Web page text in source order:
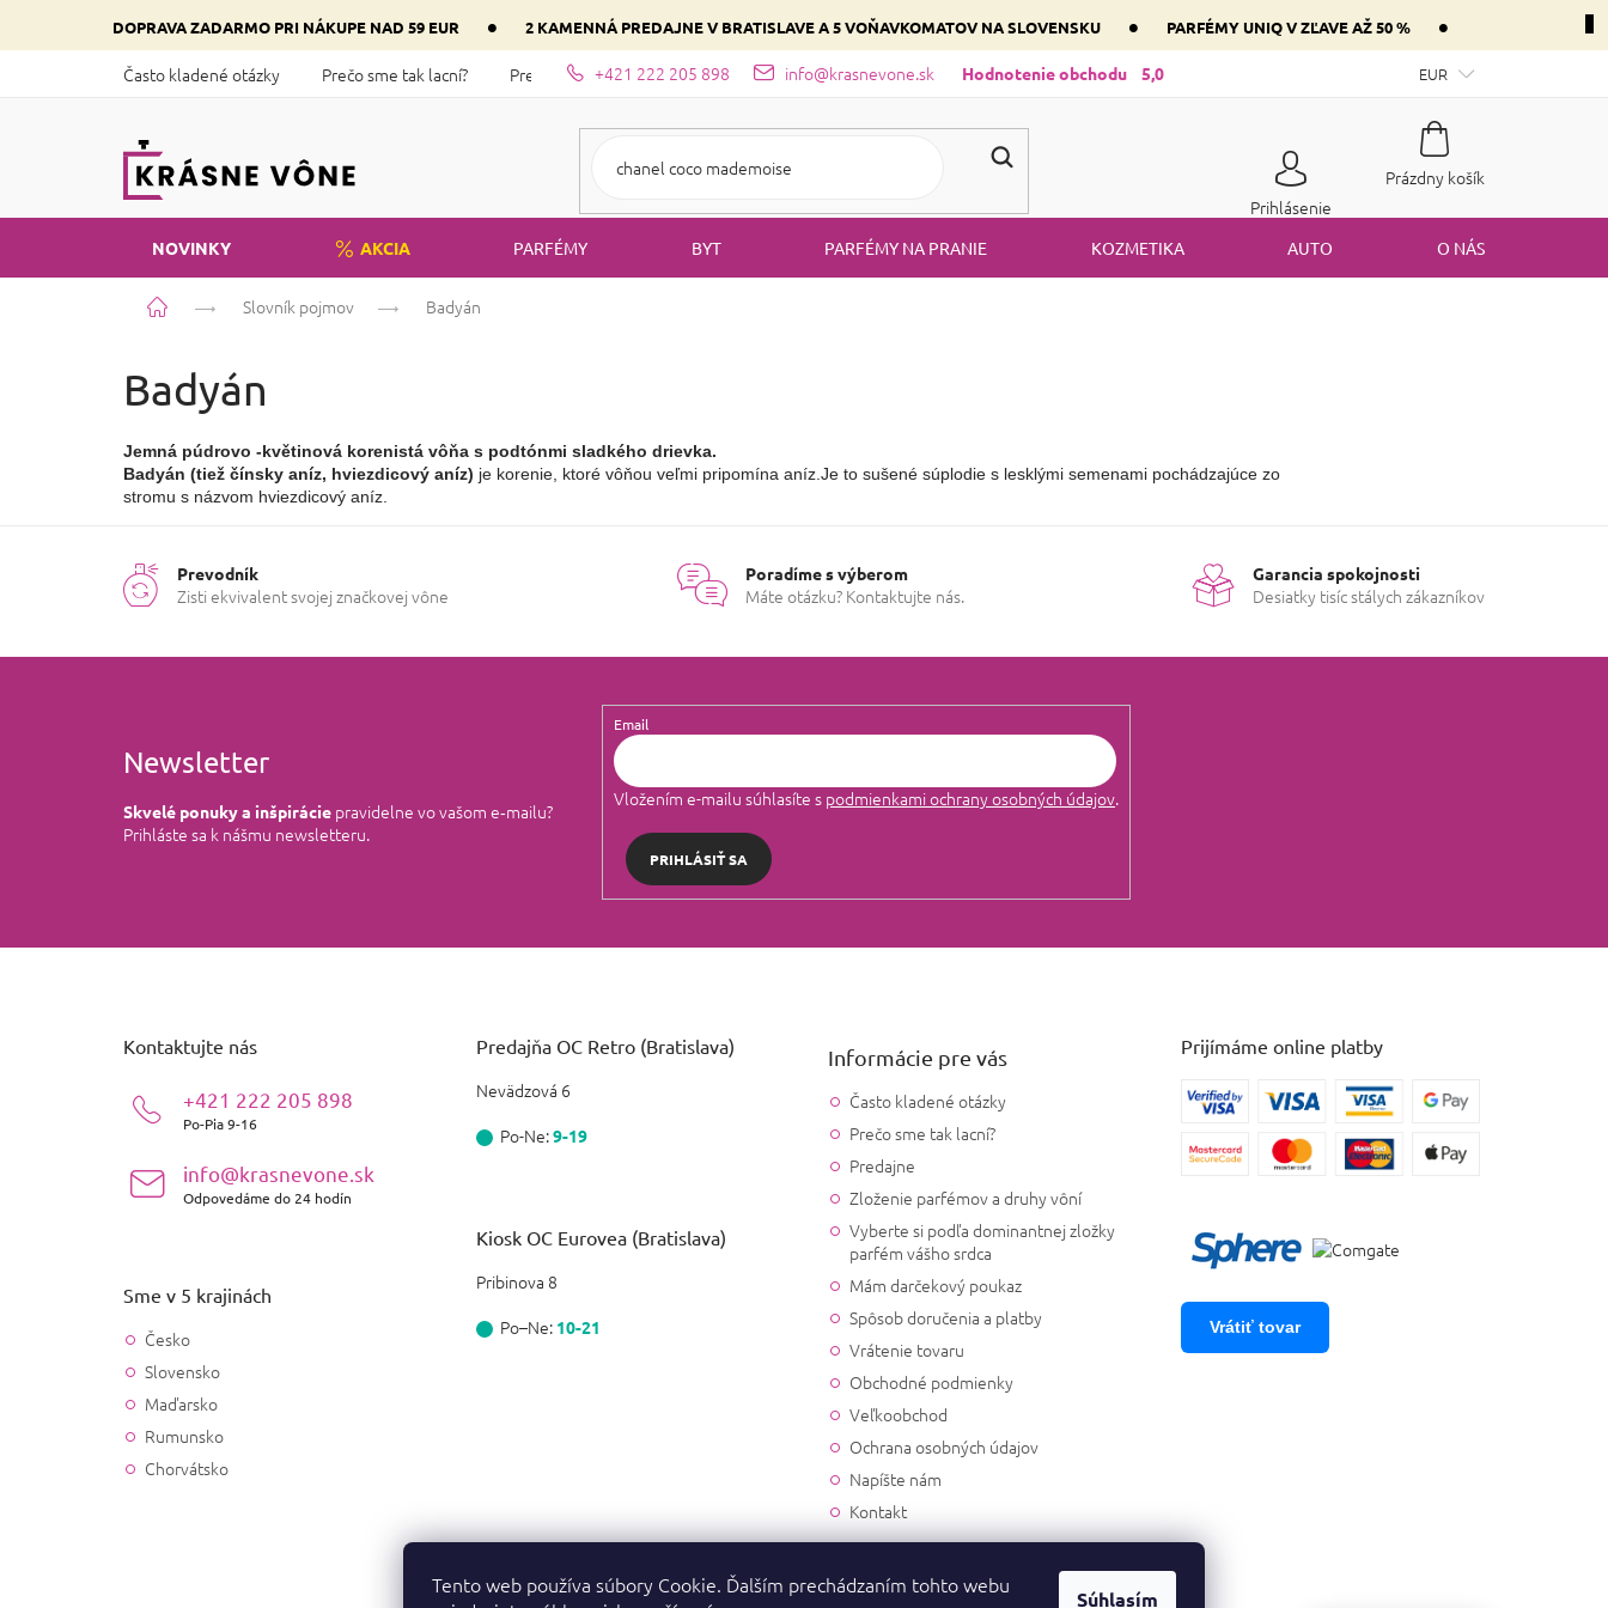
Tento web používa súbory Cookie. Ďalším prechádzaním tohto webu
Súhlasím
obsah
DOPRAVA ZADARMO PRI NÁKUPE NAD 59 EUR • 2 KAMENNÁ PREDAJNE V BRATISLAVE A 5 VOŇAVKOMATOV NA SLOVENSKU • PARFÉMY UNIQ V ZĽAVE AŽ 50 % •
+421 222 205 898 info@krasnevone.sk Hodnotenie obchodu 5,0
Často kladené otázky Prečo sme tak lacní? Predajne Zloženie parfémov a druhy vôní Vyberte si podľa dominantnej zložky parfém vášho srdca Mám darčekový poukaz
EUR
Prihlásenie
Nákupný
Prázdny košík
NOVINKY AKCIA PARFÉMY BYT PARFÉMY NA PRANIE KOZMETIKA AUTO O NÁS
Domov Slovník pojmov Badyán
Badyán
Jemná púdrovo -květinová korenistá vôňa s podtónmi sladkého drievka.
Badyán (tiež čínsky aníz, hviezdicový aníz) je korenie, ktoré vôňou veľmi pripomína aníz.Je to sušené súplodie s lesklými semenami pochádzajúce zo
stromu s názvom hviezdicový aníz.
Prevodník
Zisti ekvivalent svojej značkovej vône
Poradíme s výberom
Máte otázku? Kontaktujte nás.
Garancia spokojnosti
Desiatky tisíc stálych zákazníkov
Newsletter
Skvelé ponuky a inšpirácie pravidelne vo vašom e‑mailu?
Prihláste sa k nášmu newsletteru.
Email
Vložením e-mailu súhlasíte s podmienkami ochrany osobných údajov.
PRIHLÁSIŤ SA
Kontaktujte nás
+421 222 205 898
Po-Pia 9-16
info@krasnevone.sk
Odpovedáme do 24 hodín
Sme v 5 krajinách
Česko
Slovensko
Maďarsko
Rumunsko
Chorvátsko
Predajňa OC Retro (Bratislava)
Nevädzová 6
Po-Ne:9-19
Kiosk OC Eurovea (Bratislava)
Pribinova 8
Po–Ne: 10-21
Informácie pre vás
Často kladené otázky
Prečo sme tak lacní?
Predajne
Zloženie parfémov a druhy vôní
Vyberte si podľa dominantnej zložky
parfém vášho srdca
Mám darčekový poukaz
Spôsob doručenia a platby
Vrátenie tovaru
Obchodné podmienky
Veľkoobchod
Ochrana osobných údajov
Napíšte nám
Kontakt
Prijímáme online platby
Vrátiť tovar